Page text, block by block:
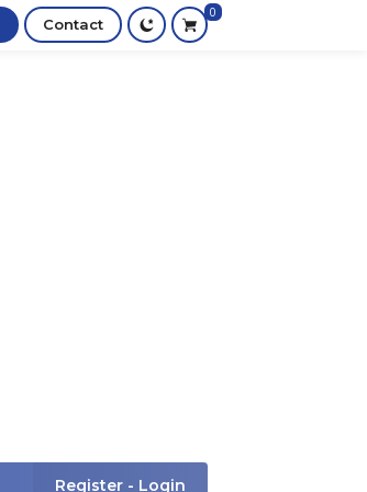
Contact
0
Register - Login